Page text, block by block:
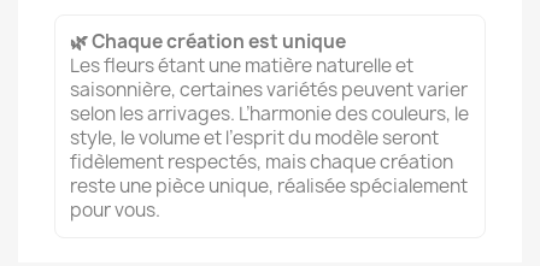
🌿 Chaque création est unique
Les fleurs étant une matière naturelle et
saisonnière, certaines variétés peuvent varier
selon les arrivages. L’harmonie des couleurs, le
style, le volume et l’esprit du modèle seront
fidèlement respectés, mais chaque création
reste une pièce unique, réalisée spécialement
pour vous.